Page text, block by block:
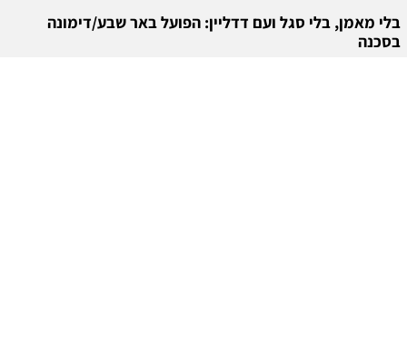
בלי מאמן, בלי סגל ועם דדליין: הפועל באר שבע/דימונה
בסכנה